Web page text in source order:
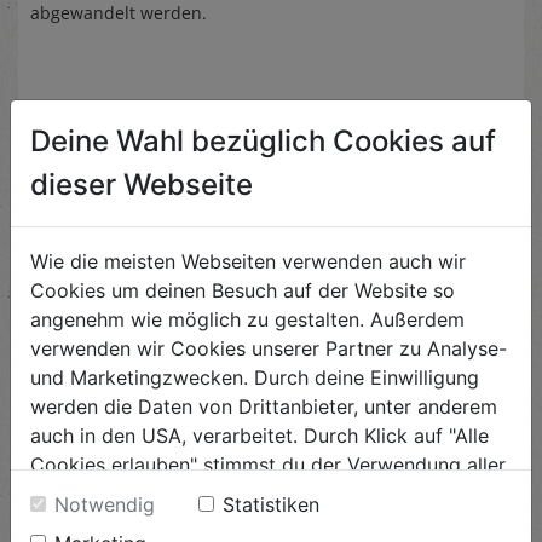
abgewandelt werden.
Ähnliche Rezepte
Kohlrabi–Carpaccio
Schwierigkeit
leicht
ANSEHEN
Topinamburwedges
Deine Wahl bezüglich Cookies auf
dieser Webseite
Wie die meisten Webseiten verwenden auch wir
Cookies um deinen Besuch auf der Website so
angenehm wie möglich zu gestalten. Außerdem
verwenden wir Cookies unserer Partner zu Analyse-
und Marketingzwecken. Durch deine Einwilligung
werden die Daten von Drittanbieter, unter anderem
auch in den USA, verarbeitet. Durch Klick auf "Alle
Cookies erlauben" stimmst du der Verwendung aller
Cookies zu. Unter "Details anzeigen" findest du alle
Infos zu den unterschiedlichen Cookies, du kannst
Notwendig
Statistiken